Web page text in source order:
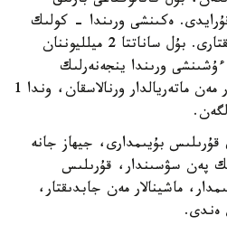
قۇرايدى. ەكىنشى ورىندا - كولىك
قۇرالدارى مەن كولىك جابدىقتارى. بۇل ساناتتا 2 ميلليوننان
ورىندا ينجەنەرلىك
جۇيەلەرگە ارنالعان جابدىقتار مەن ماتەريالدار ورنالاسقان، وندا 1
بۇيىمدارى، جيھاز جانە
پەن سۋسىندار، قۇرىلىس
ماشينالار مەن جابدىقتار،
ەندى.